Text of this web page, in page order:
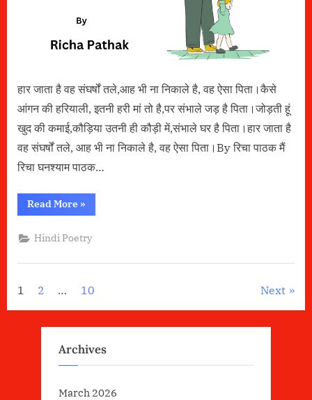
हार जाता है वह संघर्षों तले,आह‌ भी ना निकाले है, वह ऐसा पिता।कैसे
आंगन की हरियाली, इतनी हरी मां तो है,पर संभाले जड़ है पिता।जोड़ती हूं
खुद की कमाई,कौड़िया उतनी ही कौड़ी में,संभाले घर है पिता।हार जाता है
वह संघर्षों तले, आह भी ना निकाले है, वह ऐसा पिता।By रिचा पाठक मैं
रिचा घनश्याम पाठक…
Read More“है
वह
पिता”
»
Hindi Poetry
Posts
pagination
1 2 … 10 Next
Archives
March 2026